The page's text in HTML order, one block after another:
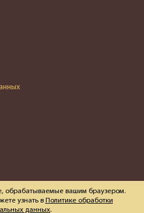
обрабатываемые вашим браузером.
узнать в Политике обработки
данных.